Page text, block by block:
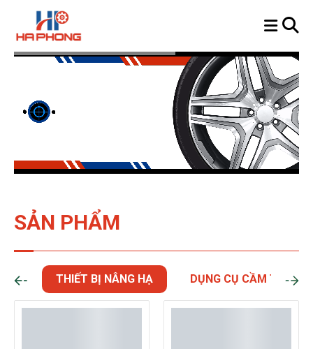
SẢN PHẨM
THIẾT BỊ NÂNG HẠ DỤNG CỤ CẦM TAY